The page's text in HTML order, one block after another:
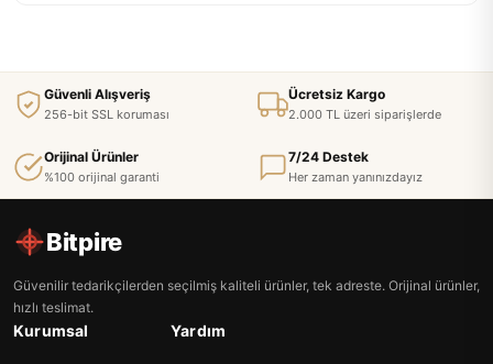
Güvenli Alışveriş
256-bit SSL koruması
Ücretsiz Kargo
2.000 TL üzeri siparişlerde
Orijinal Ürünler
%100 orijinal garanti
7/24 Destek
Her zaman yanınızdayız
Bitpire
Güvenilir tedarikçilerden seçilmiş kaliteli ürünler, tek adreste. Orijinal ürünler,
hızlı teslimat.
Kurumsal Yardım